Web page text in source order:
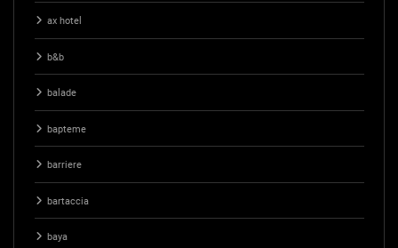
ax hotel
b&b
balade
bapteme
barriere
bartaccia
baya